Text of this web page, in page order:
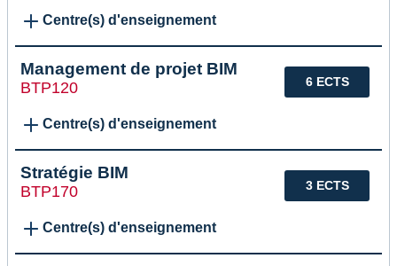
Centre(s) d'enseignement
6 ECTS
Management de projet BIM
BTP120
Centre(s) d'enseignement
3 ECTS
Stratégie BIM
BTP170
Centre(s) d'enseignement